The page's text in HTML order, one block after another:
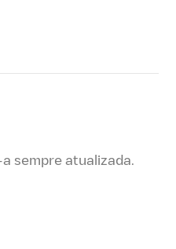
sempre atualizada.